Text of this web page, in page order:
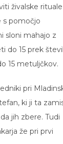
živalske rituale
s pomočjo
sloni mahajo z
do 15 prek
15 metuljčkov.
pri
ki ji ta
jih zbere. Tudi
že pri prvi